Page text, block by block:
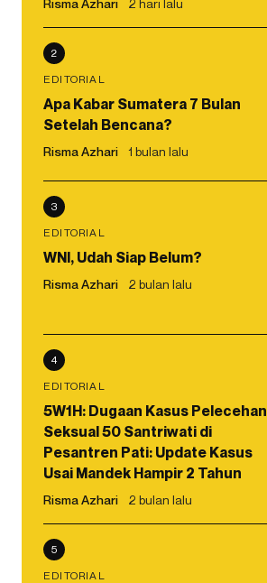
Risma Azhari 2 hari lalu
2
EDITORIAL
Apa Kabar Sumatera 7 Bulan
Setelah Bencana?
Risma Azhari 1 bulan lalu
3
EDITORIAL
WNI, Udah Siap Belum?
Risma Azhari 2 bulan lalu
4
EDITORIAL
5W1H: Dugaan Kasus Pelecehan
Seksual 50 Santriwati di
Pesantren Pati: Update Kasus
Usai Mandek Hampir 2 Tahun
Risma Azhari 2 bulan lalu
5
EDITORIAL